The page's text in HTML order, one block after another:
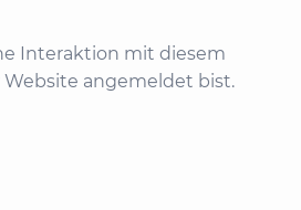
Interaktion mit diesem
angemeldet bist.